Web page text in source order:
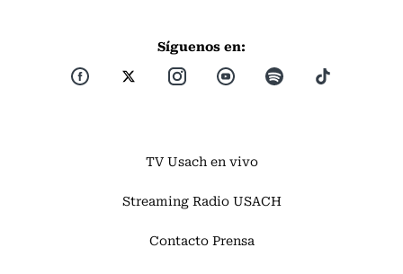
Síguenos en:
TV Usach en vivo
Streaming Radio USACH
Contacto Prensa